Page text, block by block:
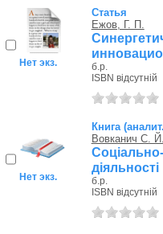
Нет экз.
Статья
Ежов, Г. П.
б.р.
ISBN відсутній
Нет экз.
Книга
Вовканич С.
діяльності
б.р.
ISBN відсутній